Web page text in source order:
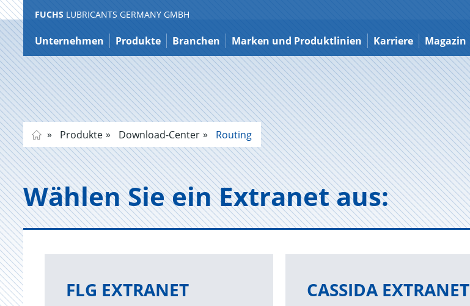
Zum
Inhalt
FUCHS LUBRICANTS GERMANY GMBH
Unternehmen Produkte Branchen Marken und Produktlinien Karriere Magazin
Produkte Download-Center Routing
Wäh­len Sie ein Ex­t­ra­net aus:
FLG EXTRANET CASSIDA EXTRANET